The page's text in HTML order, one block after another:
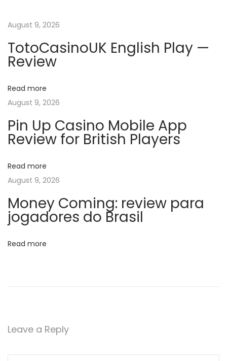
n
a
v
i
g
a
t
i
s
s
:
н
и
л
я
е
т
о
1
0
0
о
в
August 9, 2026
TotoCasinoUK English Play —
Review
Read more
August 9, 2026
Pin Up Casino Mobile App
Review for British Players
Read more
August 9, 2026
Money Coming: review para
jogadores do Brasil
Read more
Leave a Reply